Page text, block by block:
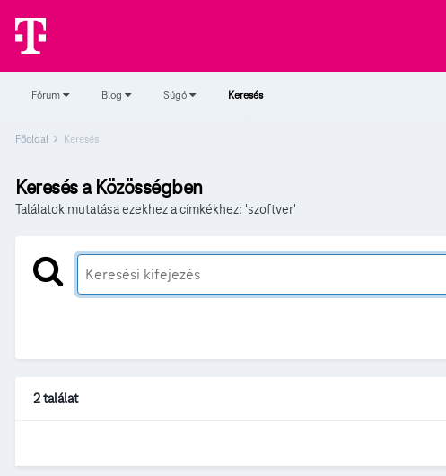
Fórum Blog Súgó Keresés
Főoldal Keresés
Keresés a Közösségben
Találatok mutatása ezekhez a címkékhez: 'szoftver'
2 találat